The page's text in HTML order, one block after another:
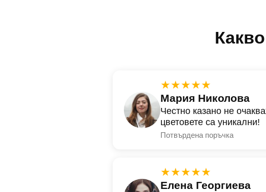
★★★★★
Мария Николова
Честно казано не
цветовете са уникални!
Потвърдена поръчка
★★★★★
Елена Георгиева